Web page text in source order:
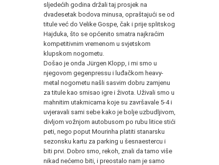
sljedećih godina držali taj prosjek na
dvadesetak bodova minusa, opraštajući se od
titule već do Velike Gospe, čak i prije splitskog
Hajduka, što se općenito smatra najkraćim
kompetitivnim vremenom u svjetskom
klupskom nogometu.
Došao je onda Jürgen Klopp, i mi smo u
njegovom gegenpressu i luđačkom heavy-
metal nogometu našli sasvim dobru zamjenu
za titule kao smisao igre i života. Uživali smo u
mahnitim utakmicama koje su završavale 5-4 i
uvjeravali sami sebe kako je bolje uzbudljivom,
divljom vožnjom autobusom po rubu litice stići
peti, nego poput Mourinha platiti stanarsku
sezonsku kartu za parking u šesnaestercu i
biti prvi. Dobro smo, rekoh, znali da tamo više
nikad nećemo biti, i preostalo nam je samo